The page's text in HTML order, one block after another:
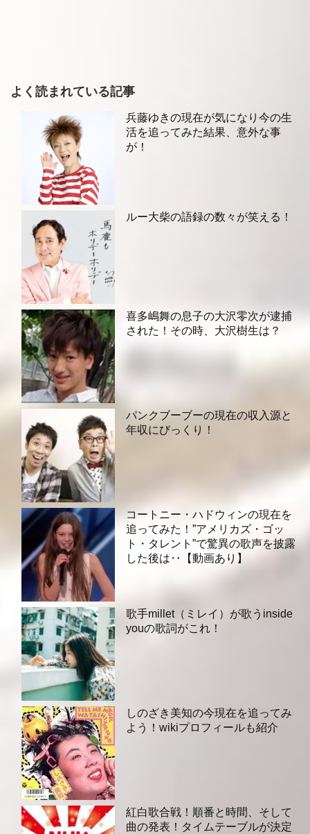
よく読まれている記事
兵藤ゆきの現在が気になり今の生
活を追ってみた結果、意外な事
が！
ルー大柴の語録の数々が笑える！
喜多嶋舞の息子の大沢零次が逮捕
された！その時、大沢樹生は？
パンクブーブーの現在の収入源と
年収にびっくり！
コートニー・ハドウィンの現在を
追ってみた！”アメリカズ・ゴッ
ト・タレント”で驚異の歌声を披露
した後は‥【動画あり】
歌手millet（ミレイ）が歌うinside
youの歌詞がこれ！
しのざき美知の今現在を追ってみ
よう！wikiプロフィールも紹介
紅白歌合戦！順番と時間、そして
曲の発表！タイムテーブルが決定